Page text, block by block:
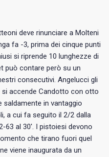
deve rinunciare a Molteni
fa -3, prima dei cinque punti
si riprende 10 lunghezze di
può contare però su un
consecutivi. Angelucci gli
si accende Candotto con otto
saldamente in vantaggio
a cui fa seguito il 2/2 dalla
63 al 30′. I pistoiesi devono
che tirano fuori quel
viene inaugurata da un